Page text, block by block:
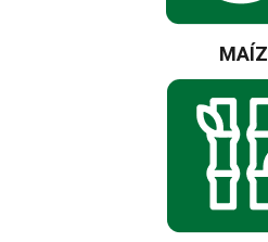
MAÍZ